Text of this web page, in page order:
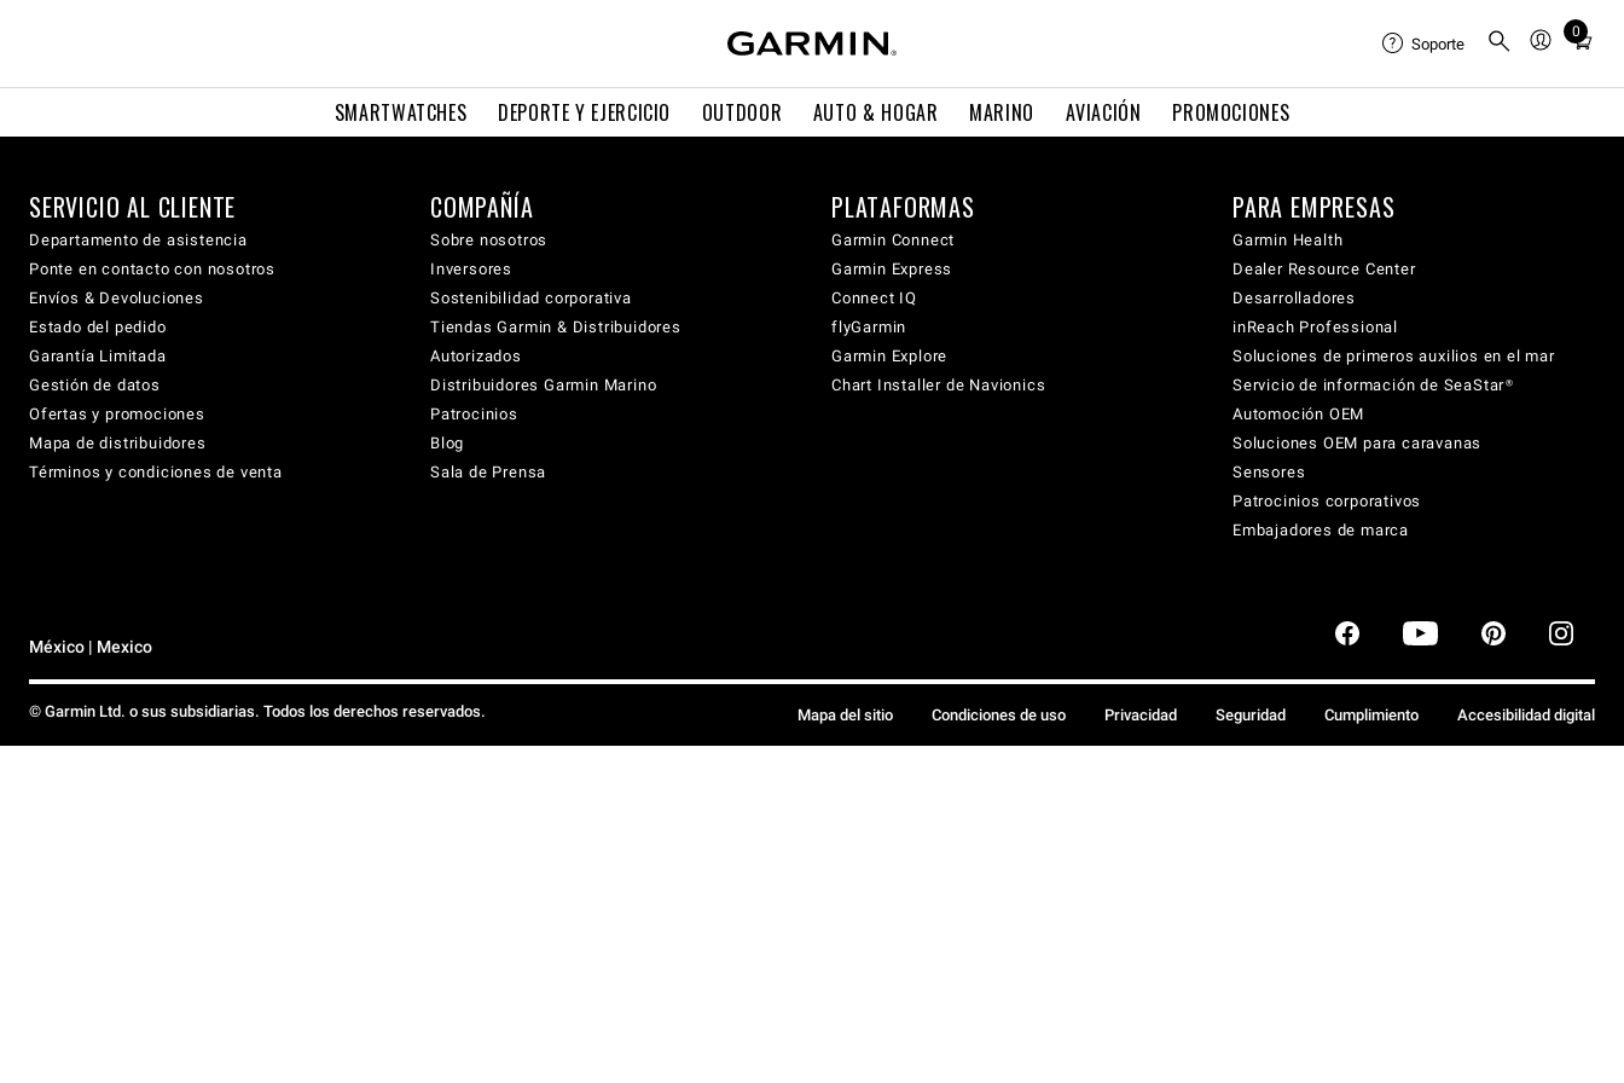
SMARTWATCHES DEPORTE Y EJERCICIO OUTDOOR AUTO & HOGAR MARINO AVIACIÓN PROMOCIONES
Soporte
0
Total
cart:
SERVICIO AL CLIENTE
Departamento de asistencia
Ponte en contacto con nosotros
Envíos & Devoluciones
Estado del pedido
Garantía Limitada
Gestión de datos
Ofertas y promociones
Mapa de distribuidores
Términos y condiciones de venta
COMPAÑÍA
Sobre nosotros
Inversores
Sostenibilidad corporativa
Tiendas Garmin & Distribuidores
Autorizados
Distribuidores Garmin Marino
Patrocinios
Blog
Sala de Prensa
PLATAFORMAS
Garmin Connect
Garmin Express
Connect IQ
flyGarmin
Garmin Explore
Chart Installer de Navionics
PARA EMPRESAS
Garmin Health
Dealer Resource Center
Desarrolladores
inReach Professional
Soluciones de primeros auxilios en el mar
Servicio de información de SeaStar®
Automoción OEM
Soluciones OEM para caravanas
Sensores
Patrocinios corporativos
Embajadores de marca
México | Mexico
© Garmin Ltd. o sus subsidiarias. Todos los derechos reservados. Mapa del sitio Condiciones de uso Privacidad Seguridad Cumplimiento Accesibilidad digital